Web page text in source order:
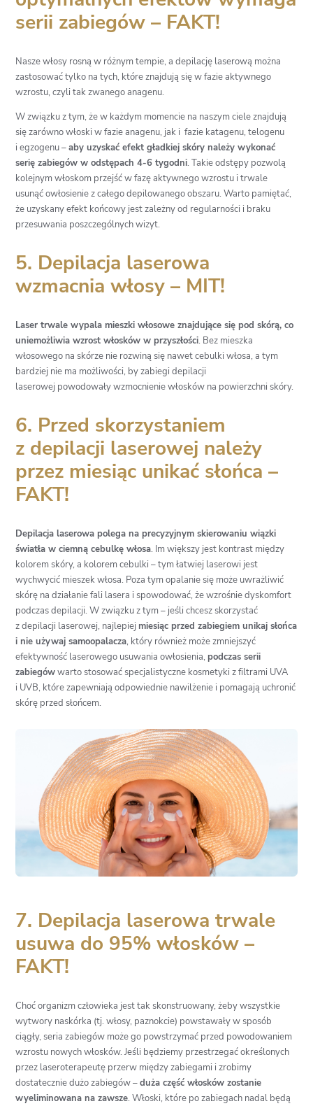
serii zabiegów – FAKT!
Nasze włosy rosną w różnym tempie, adepilację laserową można
zastosować tylko na tych, które znajdują się w fazie aktywnego
wzrostu, czyli tak zwanego anagenu.
W związku z tym, że w każdym momencie na naszym ciele znajdują
się zarówno włoski w fazie anagenu, jak i fazie katagenu, telogenu
i egzogenu –aby uzyskać efekt gładkiej skórynależy wykonać
serię zabiegów w odstępach 4-6 tygodni. Takie odstępy pozwolą
kolejnym włoskom przejść w fazę aktywnego wzrostu i trwale
usunąć owłosienie z całego depilowanego obszaru. Warto pamiętać,
że uzyskany efekt końcowy jest zależny od regularności i braku
przesuwania poszczególnych wizyt.
5. Depilacja laserowa
wzmacnia włosy – MIT!
Laser trwale wypala mieszki włosowe znajdujące się pod skórą, co
uniemożliwia wzrost włosków w przyszłości. Bez mieszka
włosowego na skórze nie rozwiną się nawet cebulki włosa, a tym
bardziej nie ma możliwości, byzabiegi depilacji
laserowej powodowały wzmocnienie włosków na powierzchni skóry.
6. Przed skorzystaniem
z depilacji laserowej należy
przez miesiąc unikać słońca –
FAKT!
Depilacja laserowa polega na precyzyjnym skierowaniu wiązki
światła w ciemną cebulkę włosa. Im większy jest kontrast między
kolorem skóry, a kolorem cebulki – tym łatwiej laserowi jest
wychwycić mieszek włosa. Poza tym opalanie się może uwrażliwić
skórę na działanie fali lasera i spowodować, że wzrośnie dyskomfort
podczas depilacji. W związku z tym – jeśli chcesz skorzystać
z depilacji laserowej, najlepiej miesiąc przed zabiegiem unikaj słońca
i nie używaj samoopalacza, który również może zmniejszyć
efektywność laserowego usuwania owłosienia,podczas serii
zabiegówwarto stosować specjalistyczne kosmetyki z filtrami UVA
i UVB, które zapewniają odpowiednie nawilżenie i pomagają uchronić
skórę przed słońcem.
7. Depilacja laserowa trwale
usuwa do 95% włosków –
FAKT!
Choć organizm człowieka jest tak skonstruowany, żeby wszystkie
wytwory naskórka (tj. włosy, paznokcie) powstawały w sposób
ciągły, seria zabiegów może go powstrzymać przed powodowaniem
wzrostu nowych włosków. Jeśli będziemy przestrzegać określonych
przez laseroterapeutę przerw między zabiegami i zrobimy
dostatecznie dużo zabiegów –duża część włosków zostanie
wyeliminowana na zawsze. Włoski, które po zabiegach nadal będą